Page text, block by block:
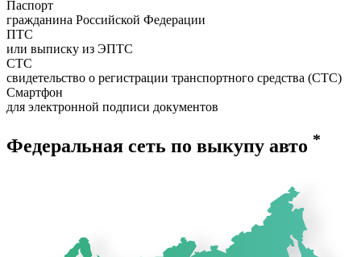
Паспорт
гражданина Российской Федерации
ПТС
или выписку из ЭПТС
СТС
свидетельство о регистрации транспортного средства (СТС)
Смартфон
для электронной подписи документов
Федеральная сеть по выкупу авто *